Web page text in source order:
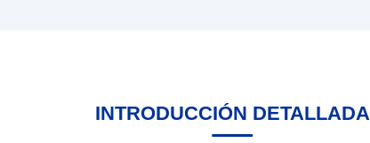
INTRODUCCIÓN DETALLADA